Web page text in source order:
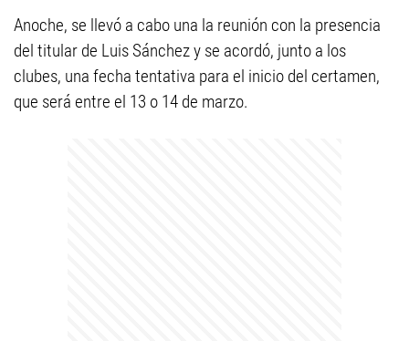
Anoche, se llevó a cabo una la reunión con la presencia
del titular de Luis Sánchez y se acordó, junto a los
clubes, una fecha tentativa para el inicio del certamen,
que será entre el 13 o 14 de marzo.